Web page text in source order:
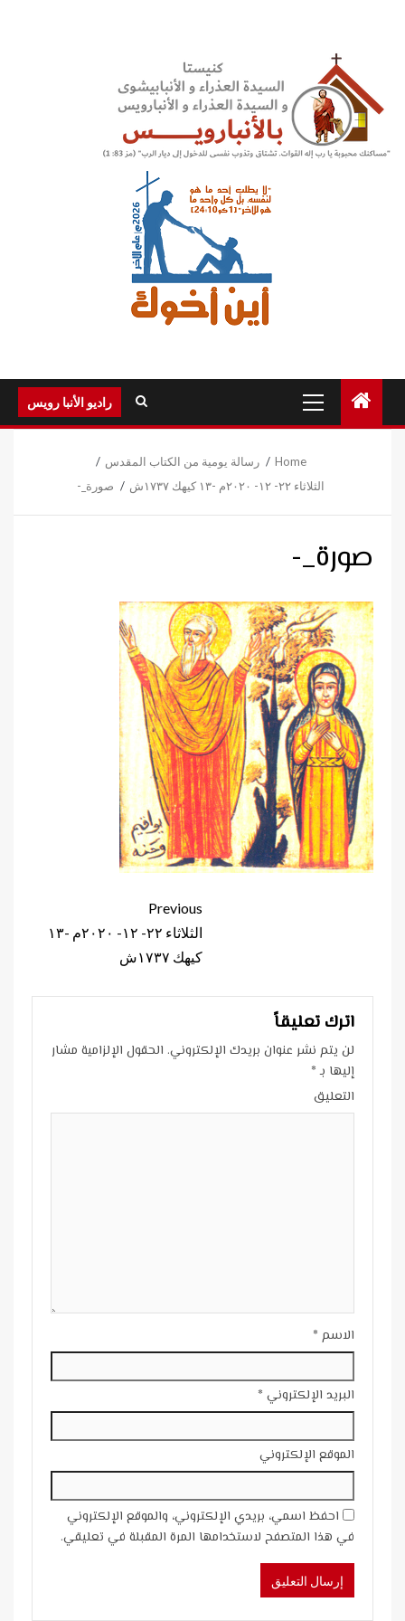
Menu
راديو الأنبا رويس
Home
رسالة يومية من الكتاب المقدس
الثلاثاء ٢٢- ١٢- ٢٠٢٠م -١٣ كيهك ١٧٣٧ش
صورة_-
صورة_-
Previous
الثلاثاء ٢٢- ١٢- ٢٠٢٠م -١٣
كيهك ١٧٣٧ش
اترك تعليقاً
لن يتم نشر عنوان بريدك الإلكتروني. الحقول الإلزامية مشار
إليها بـ*
التعليق
الاسم *
البريد الإلكتروني *
الموقع الإلكتروني
احفظ اسمي، بريدي الإلكتروني، والموقع الإلكتروني
في هذا المتصفح لاستخدامها المرة المقبلة في تعليقي.